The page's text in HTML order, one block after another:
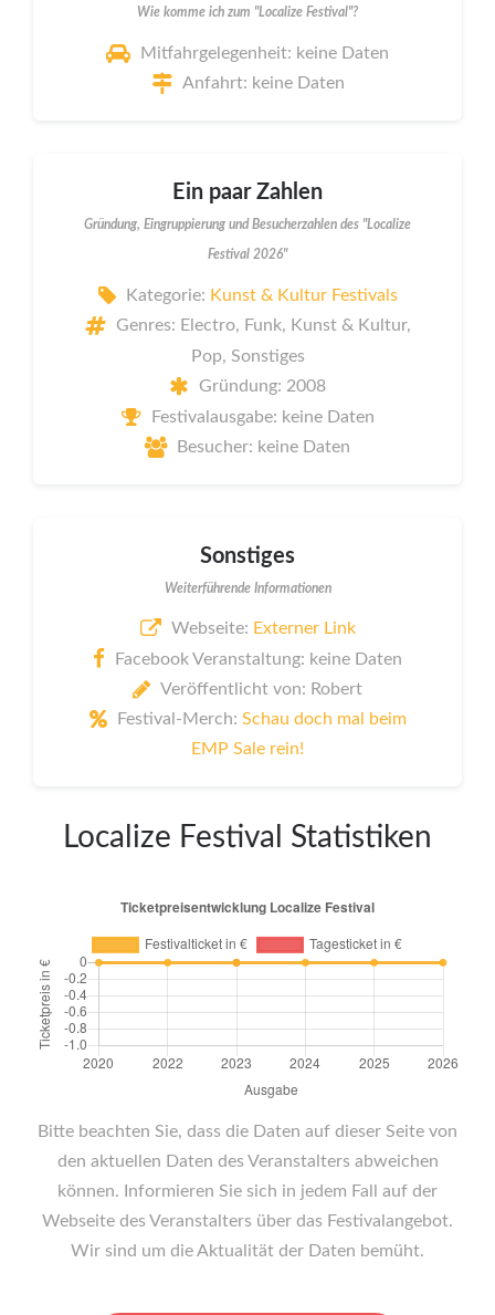
Wie komme ich zum "Localize Festival"?
Mitfahrgelegenheit: keine Daten
Anfahrt: keine Daten
Ein paar Zahlen
Gründung, Eingruppierung und Besucherzahlen des "Localize
Festival 2026"
Kategorie: Kunst & Kultur Festivals
Genres: Electro, Funk, Kunst & Kultur,
Pop, Sonstiges
Gründung: 2008
Festivalausgabe: keine Daten
Besucher: keine Daten
Sonstiges
Weiterführende Informationen
Webseite: Externer Link
Facebook Veranstaltung: keine Daten
Veröffentlicht von: Robert
Festival-Merch: Schau doch mal beim
EMP Sale rein!
Localize Festival Statistiken
Bitte beachten Sie, dass die Daten auf dieser Seite von
den aktuellen Daten des Veranstalters abweichen
können. Informieren Sie sich in jedem Fall auf der
Webseite des Veranstalters über das Festivalangebot.
Wir sind um die Aktualität der Daten bemüht.